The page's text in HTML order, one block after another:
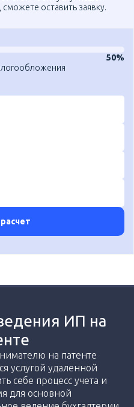
оставить заявку.
50%
Начать расчет
ИП на
на патенте
услугой удаленной
себе процесс учета и
для основной